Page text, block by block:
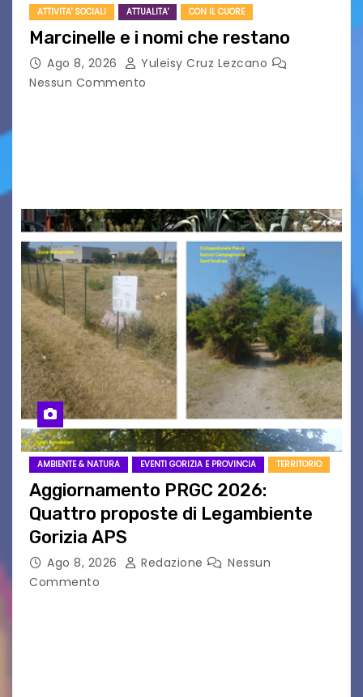
ATTIVITA' SOCIALI ATTUALITA' CON IL CUORE
Marcinelle e i nomi che restano
Ago 8, 2026
Yuleisy Cruz Lezcano
Nessun Commento
AMBIENTE & NATURA EVENTI GORIZIA E PROVINCIA TERRITORIO
Aggiornamento PRGC 2026:
Quattro proposte di Legambiente
Gorizia APS
Ago 8, 2026 Redazione
Nessun
Commento